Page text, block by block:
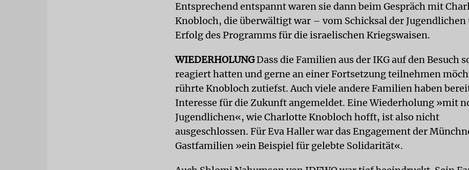
Entsprechend entspannt waren sie dann beim Gespräch mit
Knobloch, die überwältigt war – vom Schicksal der Jugendlichen
Erfolg des Programms für die israelischen Kriegswaisen.
WIEDERHOLUNGDass die Familien aus der IKG auf den Besuch
reagiert hatten und gerne an einer Fortsetzung teilnehmen
rührte Knobloch zutiefst. Auch viele andere Familien haben
Interesse für die Zukunft angemeldet. Eine Wiederholung »mit
Jugendlichen«, wie Charlotte Knobloch hofft, ist also nicht
ausgeschlossen. Für Eva Haller war das Engagement der
Gastfamilien »ein Beispiel für gelebte Solidarität«.